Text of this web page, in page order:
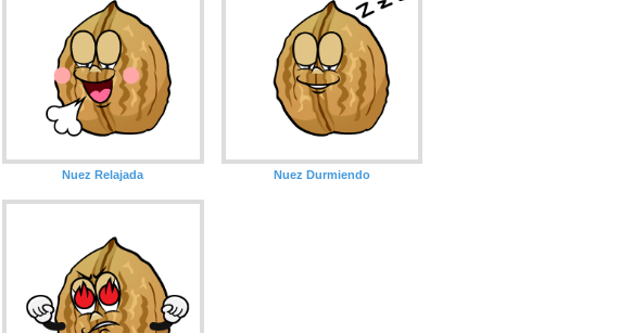
Nuez Relajada Nuez Durmiendo